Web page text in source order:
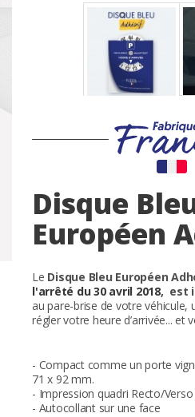
Disque
Européen
Le Disque Bleu Européen
l'arrêté du 30 avril 2018, est
au pare-brise de votre
régler votre heure d’arrivée... et
- Compact comme un porte
71 x 92 mm.
- Impression quadri Recto/Verso
- Autocollant sur une face